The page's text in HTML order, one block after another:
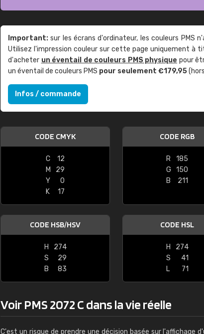
Important: sur les écrans d'ordinateur, les couleurs PMS
Utilisez l'impression couleur sur cette page uniquement à
d'acheter un éventail de couleurs PMS physique pour
un éventail de couleurs PMS pour seulement €179,95
Infos / commande
CODE CMYK
C
12
M
29
Y
0
K
17
CODE RGB
R
185
G
150
B
211
CODE HSB/HSV
H
274
S
29
B
83
CODE HSL
H
274
S
41
L
71
Voir PMS 2072 C dans la vie réelle
C'est un risque de prendre une décision basée sur l'affichage